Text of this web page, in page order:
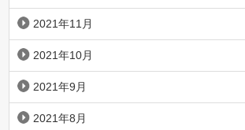
2021年11月
2021年10月
2021年9月
2021年8月